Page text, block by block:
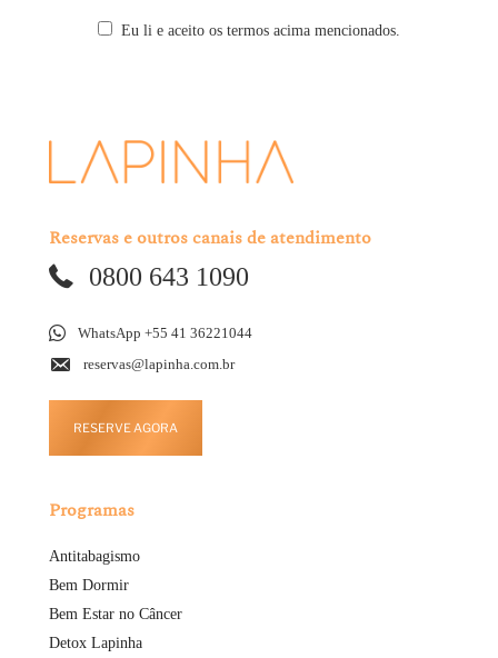
Eu li e aceito os termos acima mencionados.
Reservas e outros canais de atendimento
0800 643 1090
WhatsApp +55 41 36221044
reservas@lapinha.com.br
RESERVE AGORA
Programas
Antitabagismo
Bem Dormir
Bem Estar no Câncer
Detox Lapinha